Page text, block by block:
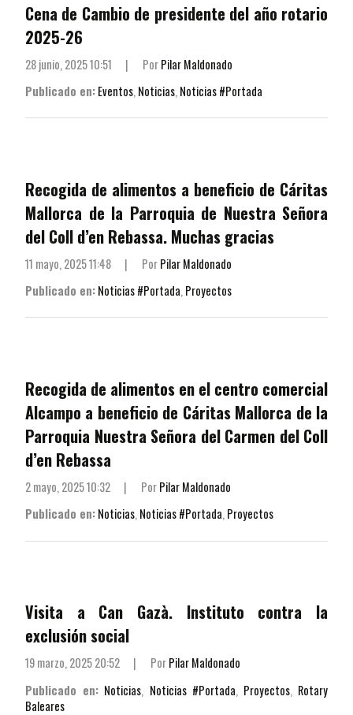
Cena de Cambio de presidente del año rotario
2025-26
28 junio, 2025 10:51 | PorPilar Maldonado
Publicado en:Eventos, Noticias, Noticias #Portada
Recogida de alimentos a beneficio de Cáritas
Mallorca de la Parroquia de Nuestra Señora
del Coll d’en Rebassa. Muchas gracias
11 mayo, 2025 11:48 | PorPilar Maldonado
Publicado en:Noticias #Portada,Proyectos
Recogida de alimentos en el centro comercial
Alcampo a beneficio de Cáritas Mallorca de la
Parroquia Nuestra Señora del Carmen del Coll
d’en Rebassa
2 mayo, 2025 10:32 | PorPilar Maldonado
Publicado en:Noticias,Noticias #Portada,Proyectos
Visita a Can Gazà. Instituto contra la
exclusión social
19 marzo, 2025 20:52 | PorPilar Maldonado
Publicado en: Noticias, Noticias #Portada, Proyectos, Rotary
Baleares